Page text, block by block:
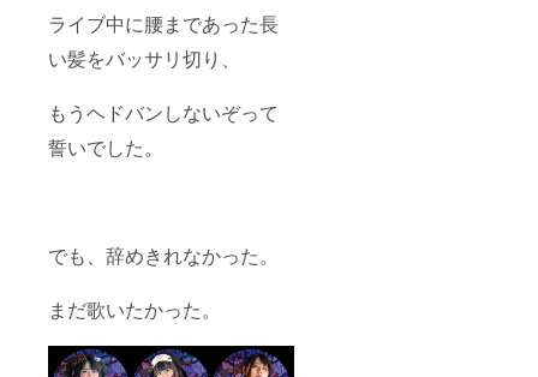
ライブ中に腰まであった長
い髪をバッサリ切り、
もうヘドバンしないぞって
誓いでした。
でも、辞めきれなかった。
まだ歌いたかった。